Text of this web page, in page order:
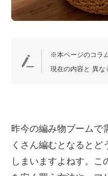
※本ページのコラ
現在の内容と 異な
昨今の編み物ブームで
くさん編むとなるとど
しまいますよねす。こ